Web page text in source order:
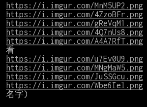
https://i.imgur.com/MnM5UP2.png
https://i.imgur.com/4ZzoBFr.png
https://i.imgur.com/gReVqM1.png
https://i.imgur.com/4Q7nUs8.png
https://i.imgur.com/A4A7RfT.png
https://i.imgur.com/u7Ev0U9.png
https://i.imgur.com/MNgMaW5.png
https://i.imgur.com/JuSSGcu.png
https://i.imgur.com/Wbe6Iel.png
名字)